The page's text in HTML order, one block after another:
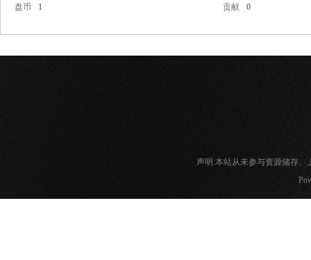
盘币
1 贡献 0
声明:本站从未参与资源储存、